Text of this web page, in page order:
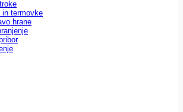
in termovke
hrane